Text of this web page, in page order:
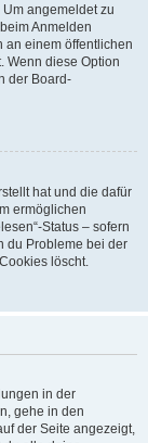
angemeldet zu
Anmelden
an einem öffentlichen
Wenn diese Option
der Board-
hat und die dafür
ermöglichen
Status – sofern
du Probleme bei der
löscht.
in der
gehe in den
der Seite angezeigt,